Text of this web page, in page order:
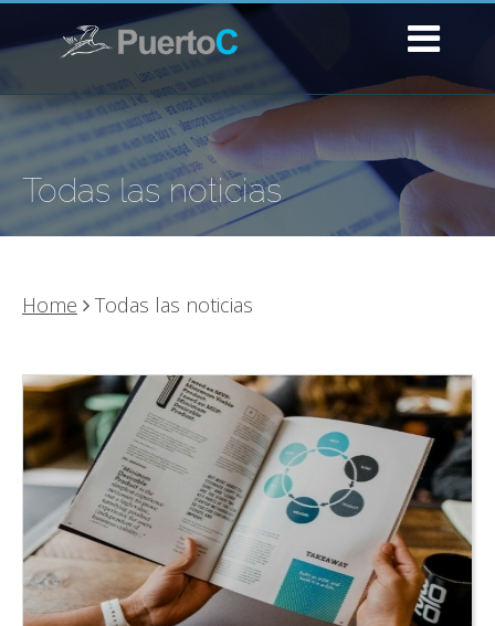
Todas las noticias
Home Todas las noticias